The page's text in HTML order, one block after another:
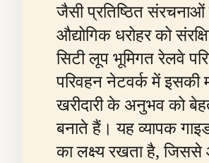
जैसी प्रतिष्ठित
औद्योगिक धरोहर को
सिटी लूप भूमिगत रेलवे
परिवहन नेटवर्क में इसकी
खरीदारी के अनुभव को
बनाते हैं। यह व्यापक
का लक्ष्य रखता है,